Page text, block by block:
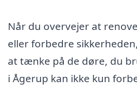
Når du overvejer at
eller forbedre
at tænke på de døre, du
i Ågerup kan ikke kun